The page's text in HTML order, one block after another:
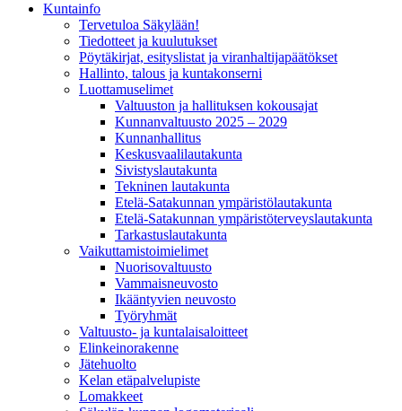
Kunta­info
Tervetuloa Säkylään!
Tiedotteet ja kuulutukset
Pöytäkirjat, esityslistat ja viranhaltijapäätökset
Hallinto, talous ja kuntakonserni
Luottamuselimet
Valtuuston ja hallituksen kokousajat
Kunnanvaltuusto 2025 – 2029
Kunnanhallitus
Keskusvaalilautakunta
Sivistyslautakunta
Tekninen lautakunta
Etelä-Satakunnan ympäristölautakunta
Etelä-Satakunnan ympäristöterveyslautakunta
Tarkastuslautakunta
Vaikuttamistoimielimet
Nuorisovaltuusto
Vammaisneuvosto
Ikääntyvien neuvosto
Työryhmät
Valtuusto- ja kuntalaisaloitteet
Elinkeinorakenne
Jätehuolto
Kelan etäpalvelupiste
Lomakkeet